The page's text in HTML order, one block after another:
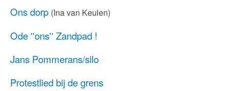
Ons dorp (Ina van Keulen)
Ode ''ons'' Zandpad !
Jans Pommerans/silo
Protestlied bij de grens